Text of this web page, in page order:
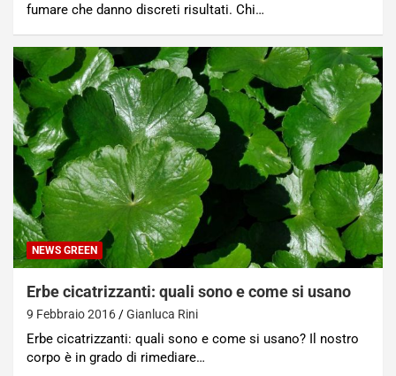
fumare che danno discreti risultati. Chi…
NEWS GREEN
Erbe cicatrizzanti: quali sono e come si usano
9 Febbraio 2016 Gianluca Rini
Erbe cicatrizzanti: quali sono e come si usano? Il nostro
corpo è in grado di rimediare…